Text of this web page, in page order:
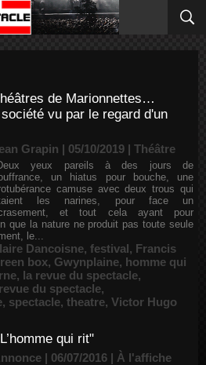
de Marionnettes…
vu par le regard d'un
Grapin | 05/10/2019 | Théâtre
yeux pareils à des jours de
un hiatus pour bouche, une
camuse avec deux trous qui
les narines, pour face un
et tout cela ayant pour
que la nature ne produit pas toute seule
le...
Dancoisne, festival, Francis
box, Gwynplaine, homme qui
, la revue du spectacle,
revue du spectacle,
, spectacle, theatre, Victor Hugo
qui rit"
| 06/07/2016 | À l'affiche